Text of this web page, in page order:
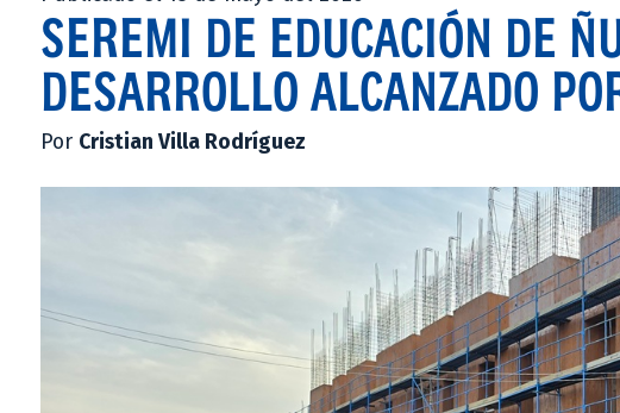
SEREMI DE EDUCACIÓN DE
DESARROLLO ALCANZADO
Por Cristian Villa Rodríguez